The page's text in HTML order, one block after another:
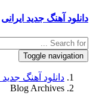
دانلود آهنگ جدید ایرانی
Toggle navigation
دانلود آهنگ جدید
Blog Archives